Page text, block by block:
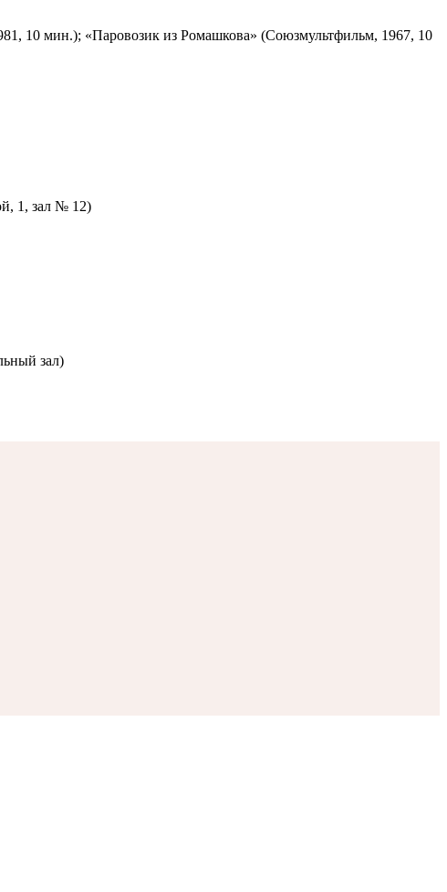
10 мин.); «Паровозик из Ромашкова» (Союзмультфильм, 1967, 10
1, зал № 12)
зал)